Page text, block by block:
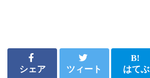
シェア ツィート はてぶ